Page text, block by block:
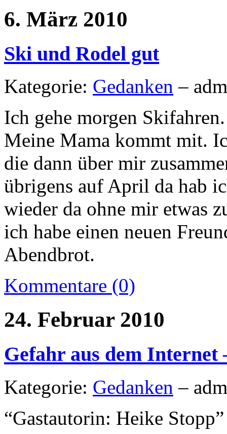
6. März 2010
Ski und Rodel gut
Kategorie: Gedanken –
Ich gehe morgen
Meine Mama kommt mit.
die dann über mir
übrigens auf April da hab
wieder da ohne mir etwas
ich habe einen neuen
Abendbrot.
Kommentare (0)
24. Februar 2010
Gefahr aus dem Internet
Kategorie: Gedanken –
“Gastautorin: Heike